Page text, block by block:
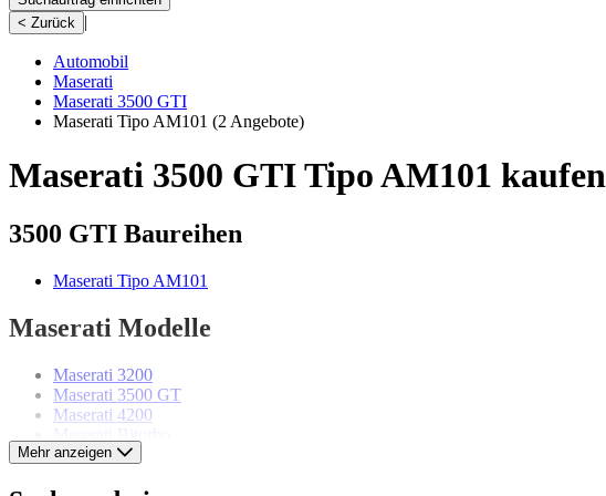
< Zurück
|
Automobil
Maserati
Maserati 3500 GTI
Maserati Tipo AM101 (2 Angebote)
Maserati 3500 GTI Tipo AM101 kaufen
3500 GTI Baureihen
Maserati Tipo AM101
Maserati Modelle
Maserati 3200
Maserati 3500 GT
Maserati 4200
Maserati Ghibli
Mehr anzeigen